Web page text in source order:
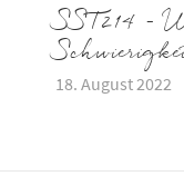
SST214 –
18. August 2022